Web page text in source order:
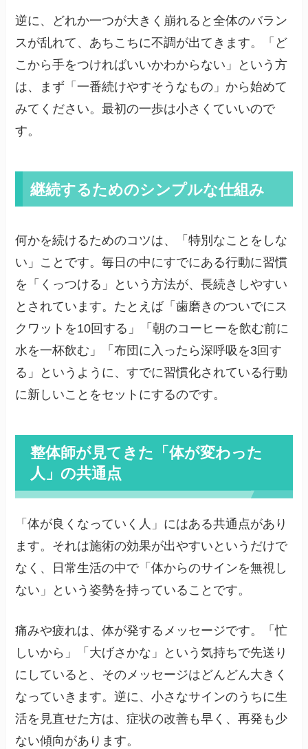
逆に、どれか一つが大きく崩れると全体のバラン
スが乱れて、あちこちに不調が出てきます。「ど
こから手をつければいいかわからない」という方
は、まず「一番続けやすそうなもの」から始めて
みてください。最初の一歩は小さくていいので
す。
継続するためのシンプルな仕組み
何かを続けるためのコツは、「特別なことをしな
い」ことです。毎日の中にすでにある行動に習慣
を「くっつける」という方法が、長続きしやすい
とされています。たとえば「歯磨きのついでにス
クワットを10回する」「朝のコーヒーを飲む前に
水を一杯飲む」「布団に入ったら深呼吸を3回す
る」というように、すでに習慣化されている行動
に新しいことをセットにするのです。
整体師が見てきた「体が変わった
人」の共通点
「体が良くなっていく人」にはある共通点があり
ます。それは施術の効果が出やすいというだけで
なく、日常生活の中で「体からのサインを無視し
ない」という姿勢を持っていることです。
痛みや疲れは、体が発するメッセージです。「忙
しいから」「大げさかな」という気持ちで先送り
にしていると、そのメッセージはどんどん大きく
なっていきます。逆に、小さなサインのうちに生
活を見直せた方は、症状の改善も早く、再発も少
ない傾向があります。